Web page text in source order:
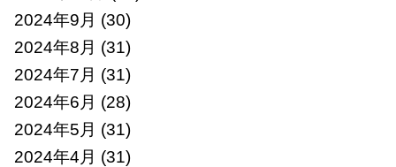
2024年9月 (30)
2024年8月 (31)
2024年7月 (31)
2024年6月 (28)
2024年5月 (31)
2024年4月 (31)